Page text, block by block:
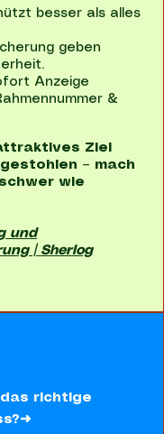
besser als alles
geben
Anzeige
&
Ziel
– mach
wie
und
| Sherlog
richtige